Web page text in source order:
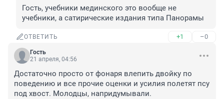
Гость, учебники мединского это вообще не
учебники, а сатирические издания типа Панорамы
ОТВЕТИТЬ +1 –0
Гость
21 апреля, 04:56
Достаточно просто от фонаря влепить двойку по
поведению и все прочие оценки и усилия полетят псу
под хвост. Молодцы, напридумывали.